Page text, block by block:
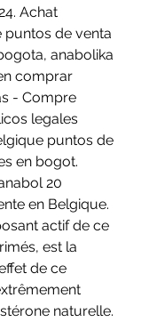
Achat
de venta
anabolika
comprar
- Compre
legales
puntos de
en bogot.
20
en Belgique.
actif de ce
est la
de ce